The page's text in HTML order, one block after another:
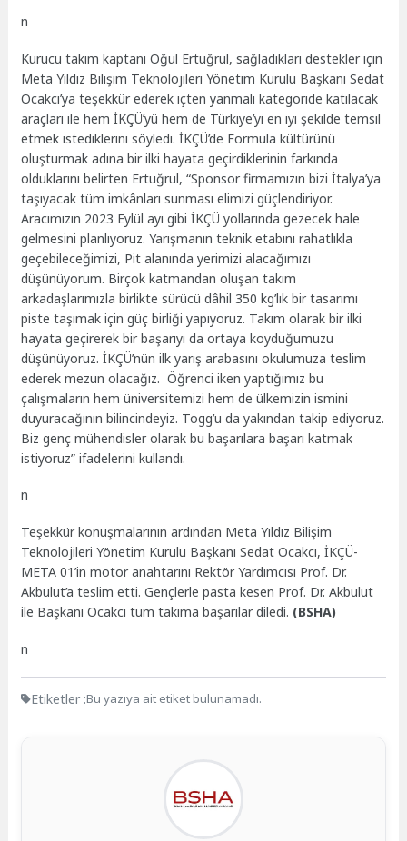
n
Kurucu takım kaptanı Oğul Ertuğrul, sağladıkları destekler için
Meta Yıldız Bilişim Teknolojileri Yönetim Kurulu Başkanı Sedat
Ocakcı’ya teşekkür ederek içten yanmalı kategoride katılacak
araçları ile hem İKÇÜ’yü hem de Türkiye’yi en iyi şekilde temsil
etmek istediklerini söyledi. İKÇÜ’de Formula kültürünü
oluşturmak adına bir ilki hayata geçirdiklerinin farkında
olduklarını belirten Ertuğrul, “Sponsor firmamızın bizi İtalya’ya
taşıyacak tüm imkânları sunması elimizi güçlendiriyor.
Aracımızın 2023 Eylül ayı gibi İKÇÜ yollarında gezecek hale
gelmesini planlıyoruz. Yarışmanın teknik etabını rahatlıkla
geçebileceğimizi, Pit alanında yerimizi alacağımızı
düşünüyorum. Birçok katmandan oluşan takım
arkadaşlarımızla birlikte sürücü dâhil 350 kg’lık bir tasarımı
piste taşımak için güç birliği yapıyoruz. Takım olarak bir ilki
hayata geçirerek bir başarıyı da ortaya koyduğumuzu
düşünüyoruz. İKÇÜ’nün ilk yarış arabasını okulumuza teslim
ederek mezun olacağız. Öğrenci iken yaptığımız bu
çalışmaların hem üniversitemizi hem de ülkemizin ismini
duyuracağının bilincindeyiz. Togg’u da yakından takip ediyoruz.
Biz genç mühendisler olarak bu başarılara başarı katmak
istiyoruz” ifadelerini kullandı.
n
Teşekkür konuşmalarının ardından Meta Yıldız Bilişim
Teknolojileri Yönetim Kurulu Başkanı Sedat Ocakcı, İKÇÜ-
META 01’in motor anahtarını Rektör Yardımcısı Prof. Dr.
Akbulut’a teslim etti. Gençlerle pasta kesen Prof. Dr. Akbulut
ile Başkanı Ocakcı tüm takıma başarılar diledi. (BSHA)
n
Etiketler :Bu yazıya ait etiket bulunamadı.